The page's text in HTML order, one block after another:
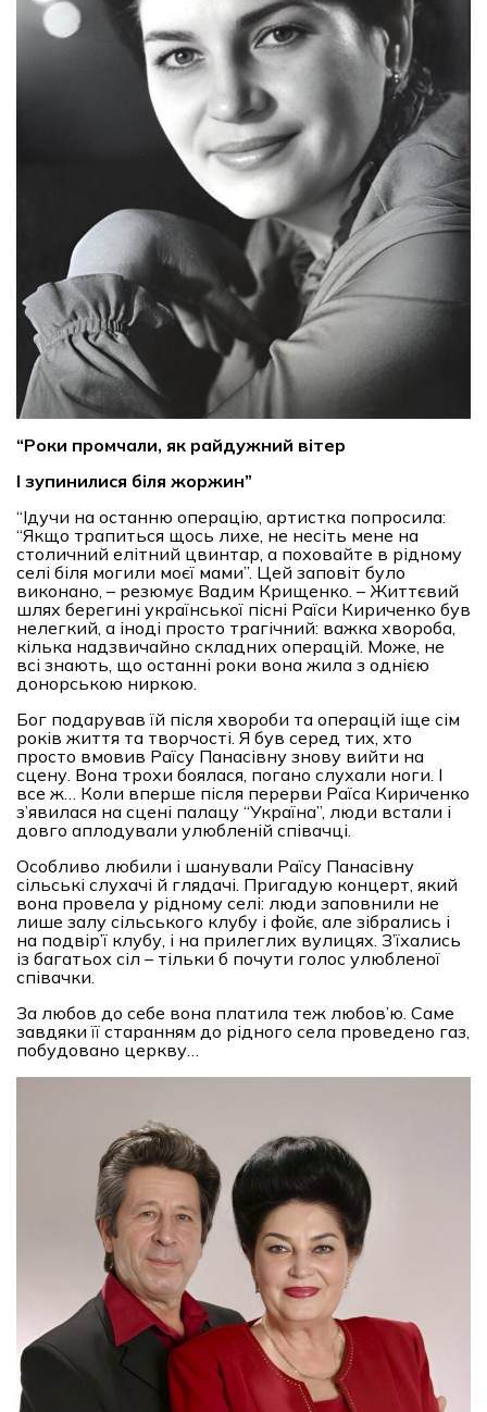
“Роки промчали, як райдужний вітер
І зупинилися біля жоржин”
“Ідучи на останню операцію, артистка попросила:
“Якщо трапиться щось лихе, не несіть мене на
столичний елітний цвинтар, а поховайте в рідному
селі біля могили моєї мами”. Цей заповіт було
виконано, – резюмує Вадим Крищенко. – Життєвий
шлях берегині української пісні Раїси Кириченко був
нелегкий, а іноді просто трагічний: важка хвороба,
кілька надзвичайно складних операцій. Може, не
всі знають, що останні роки вона жила з однією
донорською ниркою.
Бог подарував їй після хвороби та операцій іще сім
років життя та творчості. Я був серед тих, хто
просто вмовив Раїсу Панасівну знову вийти на
сцену. Вона трохи боялася, погано слухали ноги. І
все ж… Коли вперше після перерви Раїса Кириченко
з’явилася на сцені палацу “Україна”, люди встали і
довго аплодували улюбленій співачці.
Особливо любили і шанували Раїсу Панасівну
сільські слухачі й глядачі. Пригадую концерт, який
вона провела у рідному селі: люди заповнили не
лише залу сільського клубу і фойє, але зібрались і
на подвір’ї клубу, і на прилеглих вулицях. З’їхались
із багатьох сіл – тільки б почути голос улюбленої
співачки.
За любов до себе вона платила теж любов’ю. Саме
завдяки її старанням до рідного села проведено газ,
побудовано церкву…